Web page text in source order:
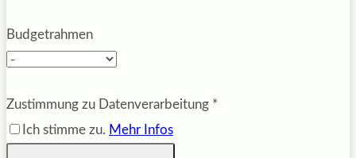
Budgetrahmen
Zustimmung zu Datenverarbeitung *
Ich stimme zu. Mehr Infos